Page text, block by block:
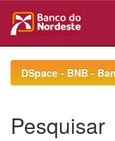
navigationDSpace - BNB -
Pesquisar